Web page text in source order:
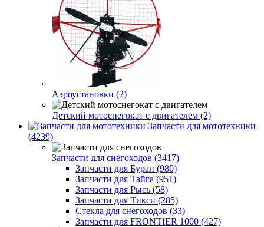
Аэроустановки (2)
Детский мотоснегокат с двигателем (2)
Запчасти для мототехники
(4239)
Запчасти для снегоходов (3417)
Запчасти для Буран (980)
Запчасти для Тайга (951)
Запчасти для Рысь (58)
Запчасти для Тикси (285)
Стекла для снегоходов (33)
Запчасти для FRONTIER 1000 (427)